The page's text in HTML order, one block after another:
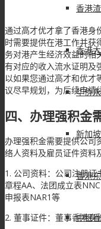
香港
香港
华侨
新加
香港
中银
通过高才优才拿了香港身
时需要提供在港工作并获
务对港产生经济效益的相
有对应的收入流水证明及
以如果您通过高才和优才
议尽早规划，为后续申请
四、办理强积金
办理强积金需要提供公司
络人资料及雇员证件资料
1. 公司资料：公司注册证
章程AA、法团成立表
申报表NAR1等
2. 董事证件：董事香港身